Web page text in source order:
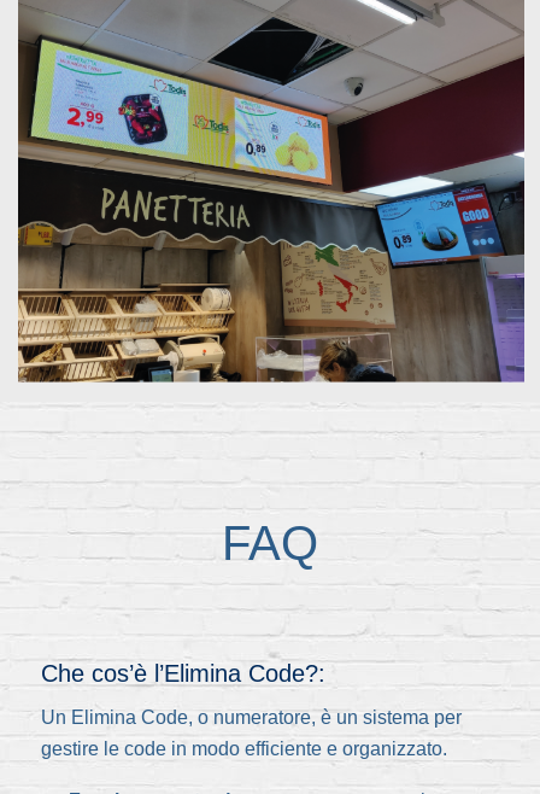
FAQ
Che cos’è l’Elimina Code?:
Un Elimina Code, o numeratore, è un sistema per
gestire le code in modo efficiente e organizzato.